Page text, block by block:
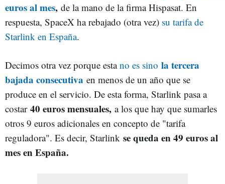
euros al mes, de la mano de la firma Hispasat. En
respuesta, SpaceX ha rebajado (otra vez) su tarifa de
Starlink en España.
Decimos otra vez porque estano es sino la tercera
bajada consecutiva en menos de un año que se
produce en el servicio. De esta forma, Starlink pasa a
costar 40 euros mensuales, a los que hay que sumarles
otros 9 euros adicionales en concepto de "tarifa
reguladora". Es decir, Starlink se queda en 49 euros al
mes en España.